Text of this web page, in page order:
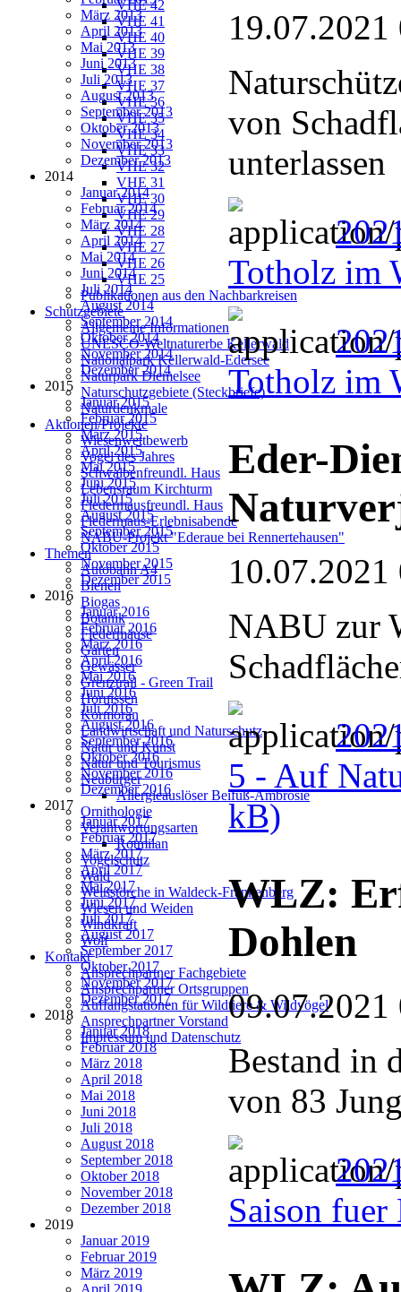
VHE 42
VHE 41
VHE 40
VHE 39
VHE 38
VHE 37
VHE 36
VHE 35
VHE 34
VHE 33
VHE 32
VHE 31
VHE 30
VHE 29
VHE 28
VHE 27
VHE 26
VHE 25
Publikationen aus den Nachbarkreisen
Schutzgebiete
Allgemeine Informationen
UNESCO-Weltnaturerbe Kellerwald
Nationalpark Kellerwald-Edersee
Naturpark Diemelsee
Naturschutzgebiete (Steckbriefe)
Naturdenkmale
Aktionen/Projekte
Wiesenwettbewerb
Vogel des Jahres
Schwalbenfreundl. Haus
Lebensraum Kirchturm
Fledermausfreundl. Haus
Fledermaus-Erlebnisabende
NABU-Projekt "Ederaue bei Rennertehausen"
Themen
Autobahn A4
Bienen
Biogas
Botanik
Fledermäuse
Garten
Gewässer
Grenztrail - Green Trail
Hornissen
Kormoran
Landwirtschaft und Naturschutz
Natur und Kunst
Natur und Tourismus
Neubürger
Allergieauslöser Beifuß-Ambrosie
Ornithologie
Verantwortungsarten
Rotmilan
Vogelschutz
Wald
Weißstörche in Waldeck-Frankenberg
Wiesen und Weiden
Windkraft
Wolf
Kontakt
Ansprechpartner Fachgebiete
Ansprechpartner Ortsgruppen
Auffangstationen für Wildtiere & Wildvögel
Ansprechpartner Vorstand
Impressum und Datenschutz
März 2013
April 2013
Mai 2013
Juni 2013
Juli 2013
August 2013
September 2013
Oktober 2013
November 2013
Dezember 2013
2014
Januar 2014
Februar 2014
März 2014
April 2014
Mai 2014
Juni 2014
Juli 2014
August 2014
September 2014
Oktober 2014
November 2014
Dezember 2014
2015
Januar 2015
Februar 2015
März 2015
April 2015
Mai 2015
Juni 2015
Juli 2015
August 2015
September 2015
Oktober 2015
November 2015
Dezember 2015
2016
Januar 2016
Februar 2016
März 2016
April 2016
Mai 2016
Juni 2016
Juli 2016
August 2016
September 2016
Oktober 2016
November 2016
Dezember 2016
2017
Januar 2017
Februar 2017
März 2017
April 2017
Mai 2017
Juni 2017
Juli 2017
August 2017
September 2017
Oktober 2017
November 2017
Dezember 2017
2018
Januar 2018
Februar 2018
März 2018
April 2018
Mai 2018
Juni 2018
Juli 2018
August 2018
September 2018
Oktober 2018
November 2018
Dezember 2018
2019
Januar 2019
Februar 2019
März 2019
April 2019
19.07.2021
von
unterlassen
Totholz im
Totholz im
Eder-
10.07.2021
NABU zur
5 - Auf
kB)
WLZ:
Dohlen
09.07.2021
Bestand in
von 83
Saison